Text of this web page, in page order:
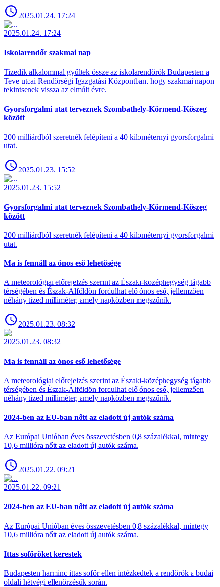
2025.01.24. 17:24
2025.01.24. 17:24
Iskolarendőr szakmai nap
Tizedik alkalommal gyűltek össze az iskolarendőrök Budapesten a
Teve utcai Rendőrségi Igazgatási Központban, hogy szakmai napon
tekintsenek vissza az elmúlt évre.
Gyorsforgalmi utat terveznek Szombathely-Körmend-Kőszeg
között
200 milliárdból szeretnék felépíteni a 40 kilométernyi gyorsforgalmi
utat.
2025.01.23. 15:52
2025.01.23. 15:52
Gyorsforgalmi utat terveznek Szombathely-Körmend-Kőszeg
között
200 milliárdból szeretnék felépíteni a 40 kilométernyi gyorsforgalmi
utat.
Ma is fennáll az ónos eső lehetősége
A meteorológiai előrejelzés szerint az Északi-középhegység tágabb
térségében és Észak-Alföldön fordulhat elő ónos eső, jellemzően
néhány tized milliméter, amely napközben megszűnik.
2025.01.23. 08:32
2025.01.23. 08:32
Ma is fennáll az ónos eső lehetősége
A meteorológiai előrejelzés szerint az Északi-középhegység tágabb
térségében és Észak-Alföldön fordulhat elő ónos eső, jellemzően
néhány tized milliméter, amely napközben megszűnik.
2024-ben az EU-ban nőtt az eladott új autók száma
Az Európai Unióban éves összevetésben 0,8 százalékkal, mintegy
10,6 millióra nőtt az eladott új autók száma.
2025.01.22. 09:21
2025.01.22. 09:21
2024-ben az EU-ban nőtt az eladott új autók száma
Az Európai Unióban éves összevetésben 0,8 százalékkal, mintegy
10,6 millióra nőtt az eladott új autók száma.
Ittas sofőröket kerestek
Budapesten harminc ittas sofőr ellen intézkedtek a rendőrök a budai
oldali hétvégi ellenőrzésük során.